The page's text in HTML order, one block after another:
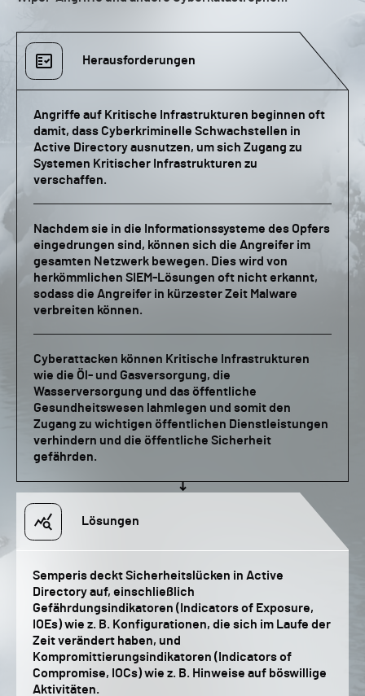
Herausforderungen
Lösungen
Angriffe auf Kritische Infrastrukturen beginnen oft
damit, dass Cyberkriminelle Schwachstellen in
Active Directory ausnutzen, um sich Zugang zu
Systemen Kritischer Infrastrukturen zu
verschaffen.
Semperis deckt Sicherheitslücken in Active
Directory auf, einschließlich
Gefährdungsindikatoren (Indicators of Exposure,
IOEs) wie z. B. Konfigurationen, die sich im Laufe der
Zeit verändert haben, und
Kompromittierungsindikatoren (Indicators of
Compromise, IOCs) wie z. B. Hinweise auf böswillige
Aktivitäten.
Nachdem sie in die Informationssysteme des Opfers
eingedrungen sind, können sich die Angreifer im
gesamten Netzwerk bewegen. Dies wird von
herkömmlichen SIEM-Lösungen oft nicht erkannt,
sodass die Angreifer in kürzester Zeit Malware
verbreiten können.
Cyberattacken können Kritische Infrastrukturen
wie die Öl- und Gasversorgung, die
Wasserversorgung und das öffentliche
Gesundheitswesen lahmlegen und somit den
Zugang zu wichtigen öffentlichen Dienstleistungen
verhindern und die öffentliche Sicherheit
gefährden.